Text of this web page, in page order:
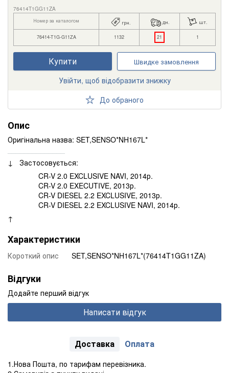
76414T1GG11ZA
Номер за каталогом грн. дн. шт.
76414-T1G-G11ZA 1132 21 1
Купити Швидке замовлення
Увійти, щоб відобразити знижку
До обраного
Опис
Оригінальна назва: SET,SENSO*NH167L*
↓ Застосовується:
CR-V 2.0 EXCLUSIVE NAVI, 2014р.
CR-V 2.0 EXECUTIVE, 2013р.
CR-V DIESEL 2.2 EXCLUSIVE, 2013р.
CR-V DIESEL 2.2 EXCLUSIVE NAVI, 2014р.
↑
Характеристики
Короткий опис SET,SENSO*NH167L*(76414T1GG11ZA)
Відгуки
Додайте перший відгук
Написати відгук
Доставка Оплата
1.Нова Пошта, по тарифам перевізника.